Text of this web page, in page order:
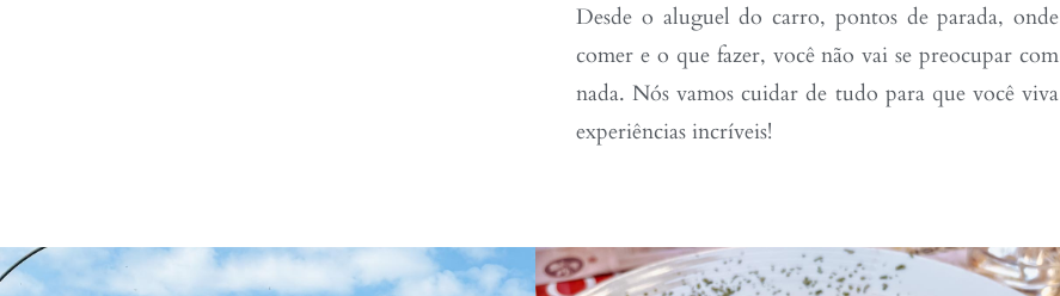
Desde o aluguel do carro, pontos de parada, onde
comer e o que fazer, você não vai se preocupar com
nada. Nós vamos cuidar de tudo para que você viva
experiências incríveis!